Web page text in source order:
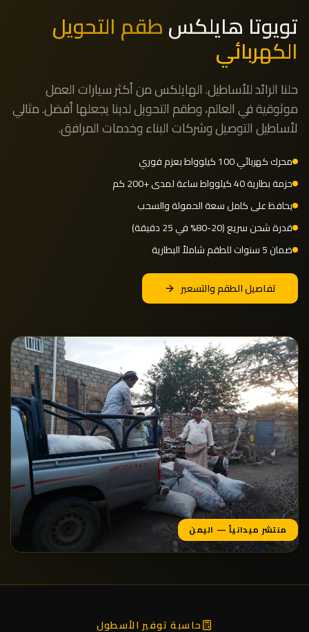
تويوتا هايلكسطقم التحويل
الكهربائي
حلنا الرائد للأساطيل. الهايلكس من أكثر سيارات العمل
موثوقية في العالم، وطقم التحويل لدينا يجعلها أفضل. مثالي
لأساطيل التوصيل وشركات البناء وخدمات المرافق.
محرك كهربائي 100 كيلوواط بعزم فوري
حزمة بطارية 40 كيلوواط ساعة لمدى +200 كم
يحافظ على كامل سعة الحمولة والسحب
قدرة شحن سريع (20-80% في 25 دقيقة)
ضمان 5 سنوات للطقم شاملاً البطارية
تفاصيل الطقم والتسعير
منتشر ميدانياً — اليمن
حاسبة توفير الأسطول